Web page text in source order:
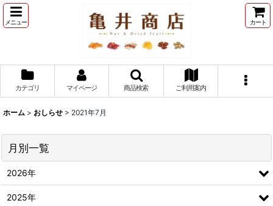
メニュー カート
カテゴリ マイページ 商品検索 ご利用案内
ホーム > おしらせ > 2021年7月
月別一覧
2026年
2025年